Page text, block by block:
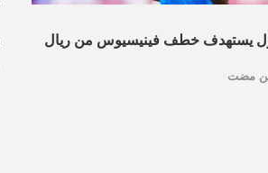
يستهدف خطف فينيسيوس من ريال
مضت